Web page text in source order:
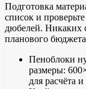
Подготовка
список и
дюбелей. Никаких
планового
Пеноблоки
размеры:
для расчёта